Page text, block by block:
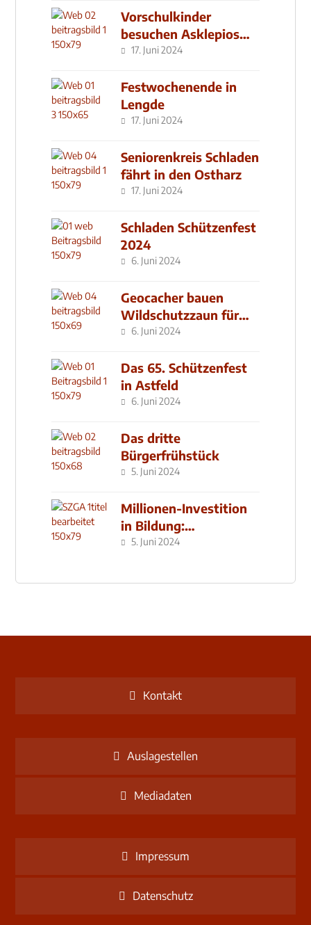
Vorschulkinder
besuchen Asklepios
Klinik
17. Juni 2024
Festwochenende in
Lengde
17. Juni 2024
Seniorenkreis Schladen
fährt in den Ostharz
17. Juni 2024
Schladen Schützenfest
2024
6. Juni 2024
Geocacher bauen
Wildschutzzaun für
den MachMit! Wald
6. Juni 2024
Das 65. Schützenfest
in Astfeld
6. Juni 2024
Das dritte
Bürgerfrühstück
5. Juni 2024
Millionen-Investition
in Bildung:
Schulzentrum-Neubau
5. Juni 2024
Kontakt
Auslagestellen
Mediadaten
Impressum
Datenschutz